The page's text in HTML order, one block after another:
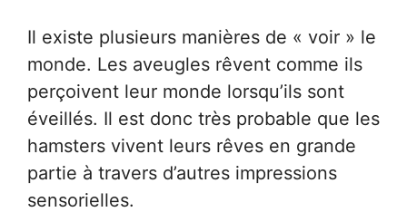
Il existe plusieurs manières de « voir » le
monde. Les aveugles rêvent comme ils
perçoivent leur monde lorsqu’ils sont
éveillés. Il est donc très probable que les
hamsters vivent leurs rêves en grande
partie à travers d’autres impressions
sensorielles.